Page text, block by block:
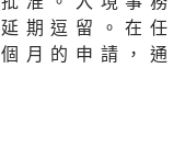
期逗留。在任
月的申請，通